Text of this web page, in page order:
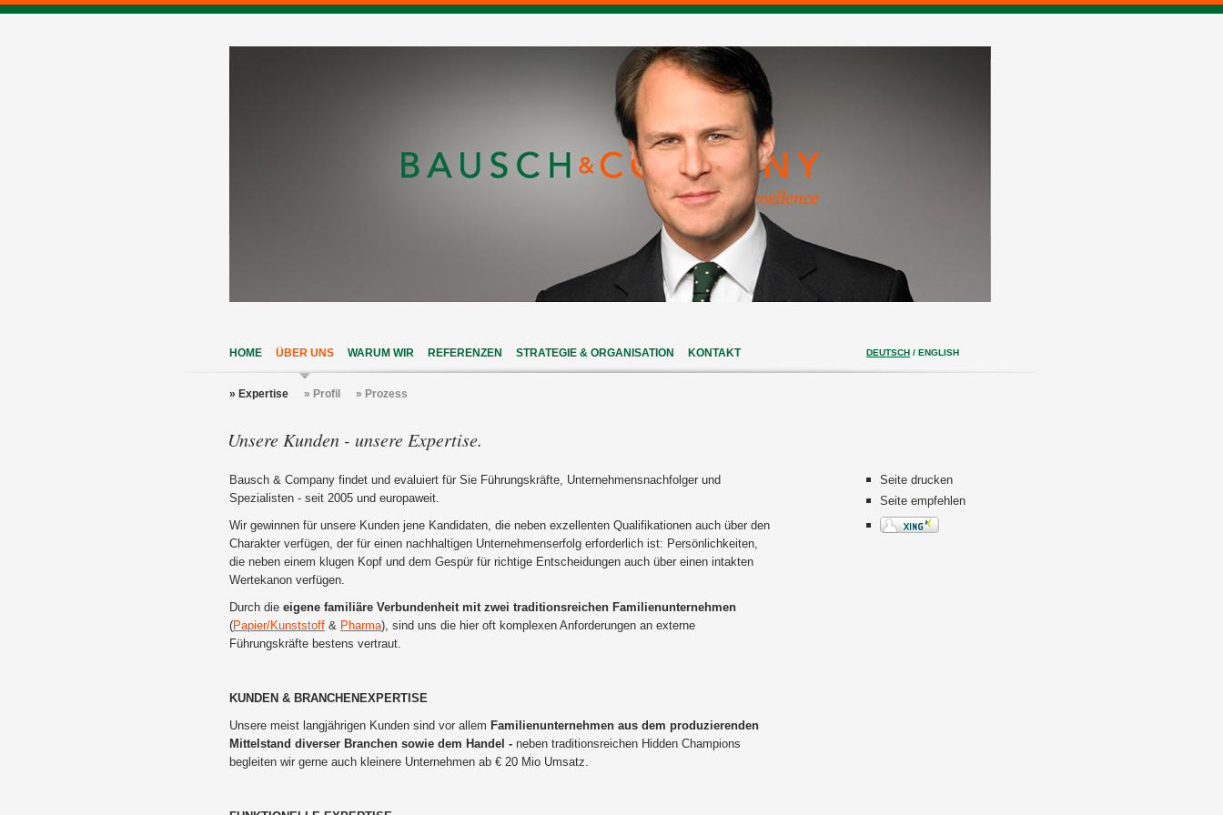
HOME ÜBER UNS WARUM WIR REFERENZEN STRATEGIE & ORGANISATION KONTAKT DEUTSCH / ENGLISH
» Expertise » Profil » Prozess
Unsere Kunden - unsere Expertise.
Bausch & Company findet und evaluiert für Sie Führungskräfte, Unternehmensnachfolger und
Spezialisten - seit 2005 und europaweit.
Wir gewinnen für unsere Kunden jene Kandidaten, die neben exzellenten Qualifikationen auch über den
Charakter verfügen, der für einen nachhaltigen Unternehmenserfolg erforderlich ist: Persönlichkeiten,
die neben einem klugen Kopf und dem Gespür für richtige Entscheidungen auch über einen intakten
Wertekanon verfügen.
Durch die eigene familiäre Verbundenheit mit zwei traditionsreichen Familienunternehmen
(Papier/Kunststoff & Pharma), sind uns die hier oft komplexen Anforderungen an externe
Führungskräfte bestens vertraut.
KUNDEN & BRANCHENEXPERTISE
Unsere meist langjährigen Kunden sind vor allem Familienunternehmen aus dem produzierenden
Mittelstand diverser Branchen sowie dem Handel - neben traditionsreichen Hidden Champions
begleiten wir gerne auch kleinere Unternehmen ab € 20 Mio Umsatz.
Seite drucken
Seite empfehlen